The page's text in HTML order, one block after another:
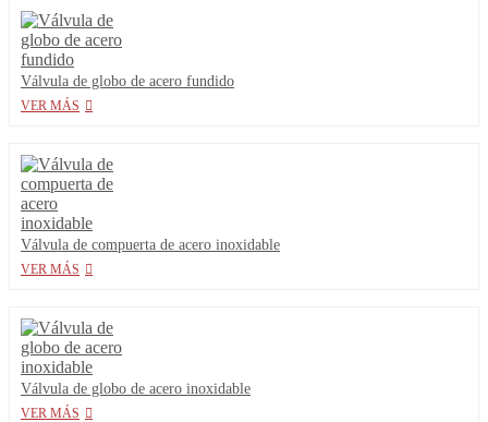
Válvula de globo de acero fundido
VER MÁS
Válvula de compuerta de acero inoxidable
VER MÁS
Válvula de globo de acero inoxidable
VER MÁS